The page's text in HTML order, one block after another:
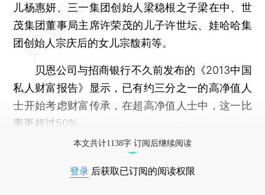
儿杨惠妍、三一集团创始人梁稳根之子梁在中、世
茂集团董事局主席许荣茂的儿子许世坛、娃哈哈集
团创始人宗庆后的女儿宗馥莉等。
贝恩公司与招商银行不久前发布的《2013中国
私人财富报告》显示，已有约三分之一的高净值人
士开始考虑财富传承，在超高净值人士中，这一比
率更超过50%。
本文共计1138字 订阅后继续阅读
登录 后获取已订阅的阅读权限